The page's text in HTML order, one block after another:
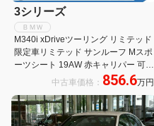
3シリーズ
ＢＭＷ
M340i xDriveツーリング リミテッド
限定車リミテッド サンルーフ Mスポ
ーツシート 19AW 赤キャリパー 可変
サス ACC ハンズオフアシスト 全周
AppleCarPlay 電動トランク 地デジ
TVナビ
中古車価格： 856.6万円